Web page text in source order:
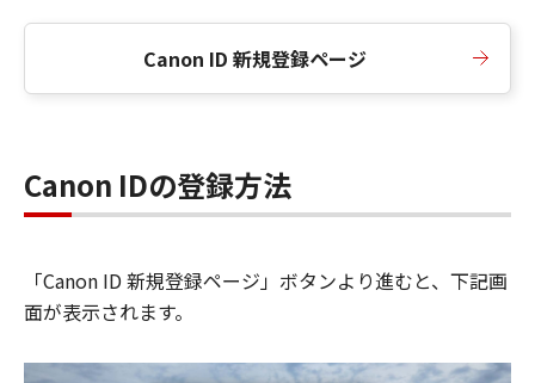
Canon ID 新規登録ページ
Canon IDの登録方法
「Canon ID 新規登録ページ」ボタンより進むと、下記画
面が表示されます。